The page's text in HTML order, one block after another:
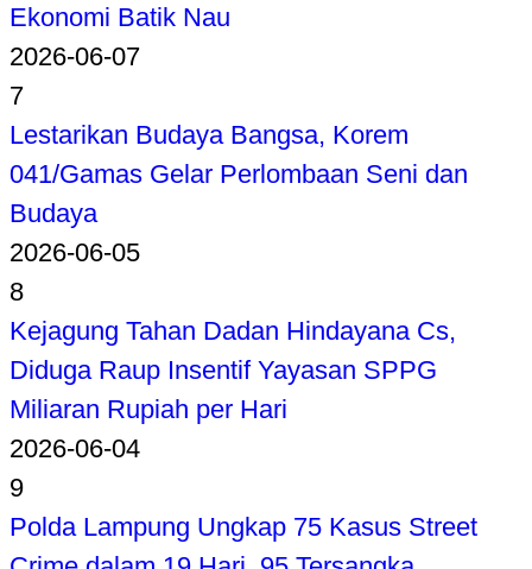
Ekonomi Batik Nau
2026-06-07
7
Lestarikan Budaya Bangsa, Korem
041/Gamas Gelar Perlombaan Seni dan
Budaya
2026-06-05
8
Kejagung Tahan Dadan Hindayana Cs,
Diduga Raup Insentif Yayasan SPPG
Miliaran Rupiah per Hari
2026-06-04
9
Polda Lampung Ungkap 75 Kasus Street